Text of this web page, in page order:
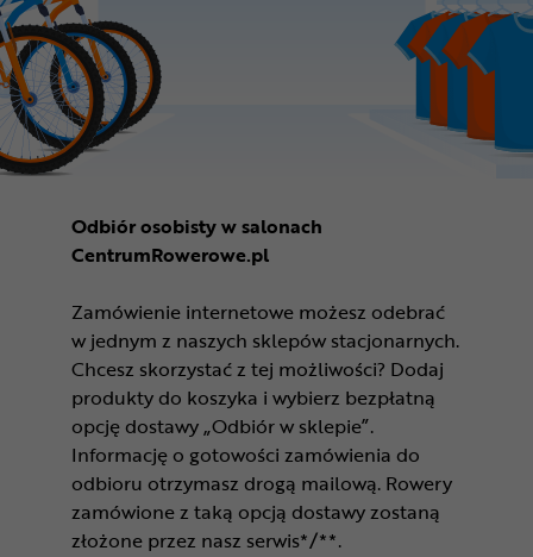
Odbiór osobisty w salonach
CentrumRowerowe.pl
Zamówienie internetowe możesz odebrać
w jednym z naszych sklepów stacjonarnych.
Chcesz skorzystać z tej możliwości? Dodaj
produkty do koszyka i wybierz bezpłatną
opcję dostawy „Odbiór w sklepie”.
Informację o gotowości zamówienia do
odbioru otrzymasz drogą mailową. Rowery
zamówione z taką opcją dostawy zostaną
złożone przez nasz serwis*/**.